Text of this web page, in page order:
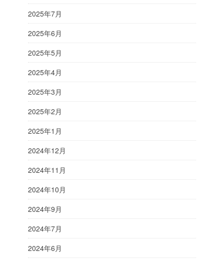
2025年7月
2025年6月
2025年5月
2025年4月
2025年3月
2025年2月
2025年1月
2024年12月
2024年11月
2024年10月
2024年9月
2024年7月
2024年6月